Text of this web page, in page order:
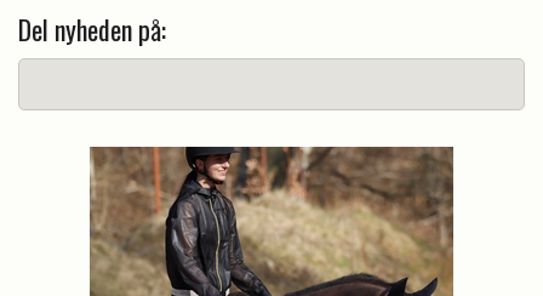
Del nyheden på: